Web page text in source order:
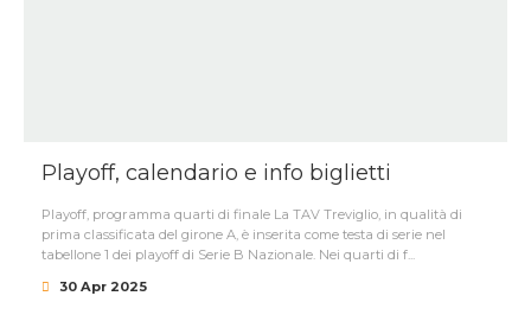
Playoff, calendario e info biglietti
Playoff, programma quarti di finale La TAV Treviglio, in qualità di
prima classificata del girone A, è inserita come testa di serie nel
tabellone 1 dei playoff di Serie B Nazionale. Nei quarti di f...
30 Apr 2025